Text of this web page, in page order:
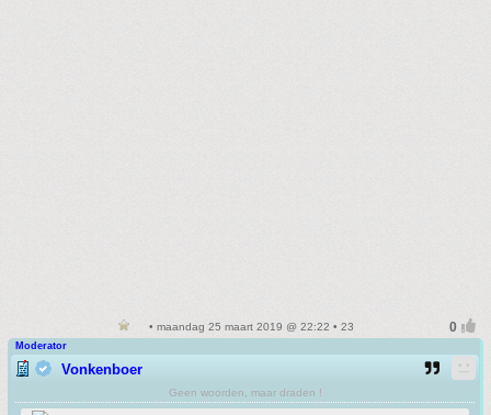
• maandag 25 maart 2019 @ 22:22 • 23
Moderator
Vonkenboer
Geen woorden, maar draden !